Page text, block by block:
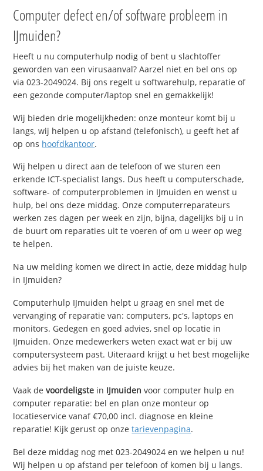
Computer defect en/of software probleem in
IJmuiden?
Heeft u nu computerhulp nodig of bent u slachtoffer
geworden van een virusaanval? Aarzel niet en bel ons op
via 023-2049024. Bij ons regelt u softwarehulp, reparatie of
een gezonde computer/laptop snel en gemakkelijk!
Wij bieden drie mogelijkheden: onze monteur komt bij u
langs, wij helpen u op afstand (telefonisch), u geeft het af
op ons hoofdkantoor.
Wij helpen u direct aan de telefoon of we sturen een
erkende ICT-specialist langs. Dus heeft u computerschade,
software- of computerproblemen in IJmuiden en wenst u
hulp, bel ons deze middag. Onze computerreparateurs
werken zes dagen per week en zijn, bijna, dagelijks bij u in
de buurt om reparaties uit te voeren of om u weer op weg
te helpen.
Na uw melding komen we direct in actie, deze middag hulp
in IJmuiden?
Computerhulp IJmuiden helpt u graag en snel met de
vervanging of reparatie van: computers, pc's, laptops en
monitors. Gedegen en goed advies, snel op locatie in
IJmuiden. Onze medewerkers weten exact wat er bij uw
computersysteem past. Uiteraard krijgt u het best mogelijke
advies bij het maken van de juiste keuze.
Vaak devoordeligste in IJmuiden voor computer hulp en
computer reparatie: bel en plan onze monteur op
locatieservice vanaf €70,00 incl. diagnose en kleine
reparatie! Kijk gerust op onzetarievenpagina.
Bel deze middag nog met 023-2049024 en we helpen u nu!
Wij helpen u op afstand per telefoon of komen bij u langs.